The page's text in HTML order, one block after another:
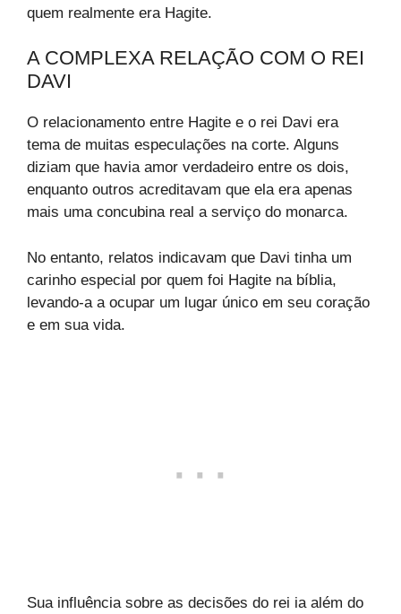
quem realmente era Hagite.
A COMPLEXA RELAÇÃO COM O REI
DAVI
O relacionamento entre Hagite e o rei Davi era
tema de muitas especulações na corte. Alguns
diziam que havia amor verdadeiro entre os dois,
enquanto outros acreditavam que ela era apenas
mais uma concubina real a serviço do monarca.
No entanto, relatos indicavam que Davi tinha um
carinho especial por quem foi Hagite na bíblia,
levando-a a ocupar um lugar único em seu coração
e em sua vida.
Sua influência sobre as decisões do rei ia além do